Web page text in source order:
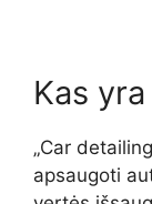
Kas
„Car
apsaugoti